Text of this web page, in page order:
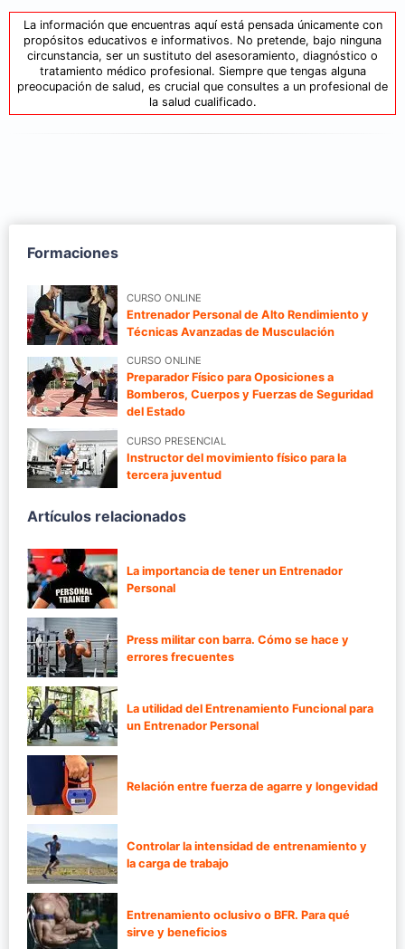
La información que encuentras aquí está pensada únicamente con
propósitos educativos e informativos. No pretende, bajo ninguna
circunstancia, ser un sustituto del asesoramiento, diagnóstico o
tratamiento médico profesional. Siempre que tengas alguna
preocupación de salud, es crucial que consultes a un profesional de
la salud cualificado.
Formaciones
CURSO ONLINE
Entrenador Personal de Alto Rendimiento y
Técnicas Avanzadas de Musculación
CURSO ONLINE
Preparador Físico para Oposiciones a
Bomberos, Cuerpos y Fuerzas de Seguridad
del Estado
CURSO PRESENCIAL
Instructor del movimiento físico para la
tercera juventud
Artículos relacionados
La importancia de tener un Entrenador
Personal
Press militar con barra. Cómo se hace y
errores frecuentes
La utilidad del Entrenamiento Funcional para
un Entrenador Personal
Relación entre fuerza de agarre y longevidad
Controlar la intensidad de entrenamiento y
la carga de trabajo
Entrenamiento oclusivo o BFR. Para qué
sirve y beneficios